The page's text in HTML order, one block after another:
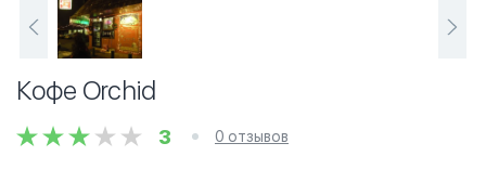
Кофе Orchid
3 0 отзывов